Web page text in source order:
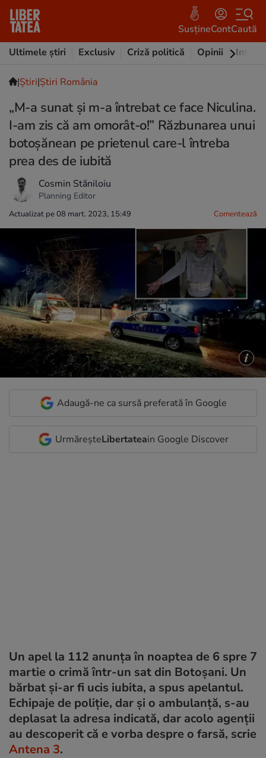
SusțineContCaută
Ultimele știri
Exclusiv Criză politică Opinii
|Ştiri|Știri România
„M-a sunat și m-a întrebat ce face Niculina.
I-am zis că am omorât-o!” Răzbunarea unui
botoșănean pe prietenul care-l întreba
prea des de iubită
Cosmin Stăniloiu
Planning Editor
Actualizat pe 08 mart. 2023, 15:49 Comentează
Adaugă-ne ca sursă preferată în Google
UrmăreșteLibertateain Google Discover
Un apel la 112 anunța în noaptea de 6 spre 7
martie o crimă într-un sat din Botoșani. Un
bărbat și-ar fi ucis iubita, a spus apelantul.
Echipaje de poliție, dar și o ambulanță, s-au
deplasat la adresa indicată, dar acolo agenții
au descoperit că e vorba despre o farsă, scrie
Antena 3.